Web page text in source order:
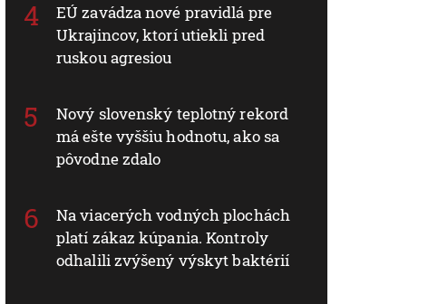
EÚ zavádza nové pravidlá pre
Ukrajincov, ktorí utiekli pred
ruskou agresiou
Nový slovenský teplotný rekord
má ešte vyššiu hodnotu, ako sa
pôvodne zdalo
Na viacerých vodných plochách
platí zákaz kúpania. Kontroly
odhalili zvýšený výskyt baktérií